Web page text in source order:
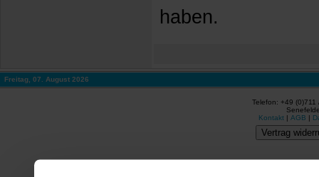
haben.
Freitag, 07. August 2026
Telefon: +49
Kontakt | AGB |
Vertrag